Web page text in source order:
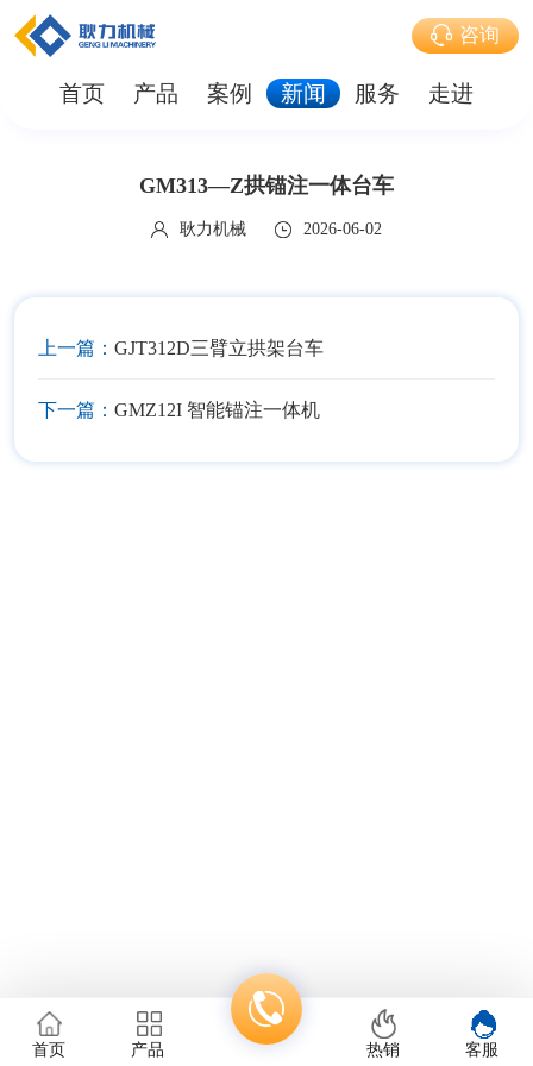
咨询
首页 产品 案例 新闻 服务 走进
GM313—Z拱锚注一体台车
耿力机械 2026-06-02
上一篇： GJT312D三臂立拱架台车
下一篇： GMZ12I 智能锚注一体机
首页 产品 热销 客服